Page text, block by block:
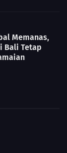
Memanas,
Bali Tetap